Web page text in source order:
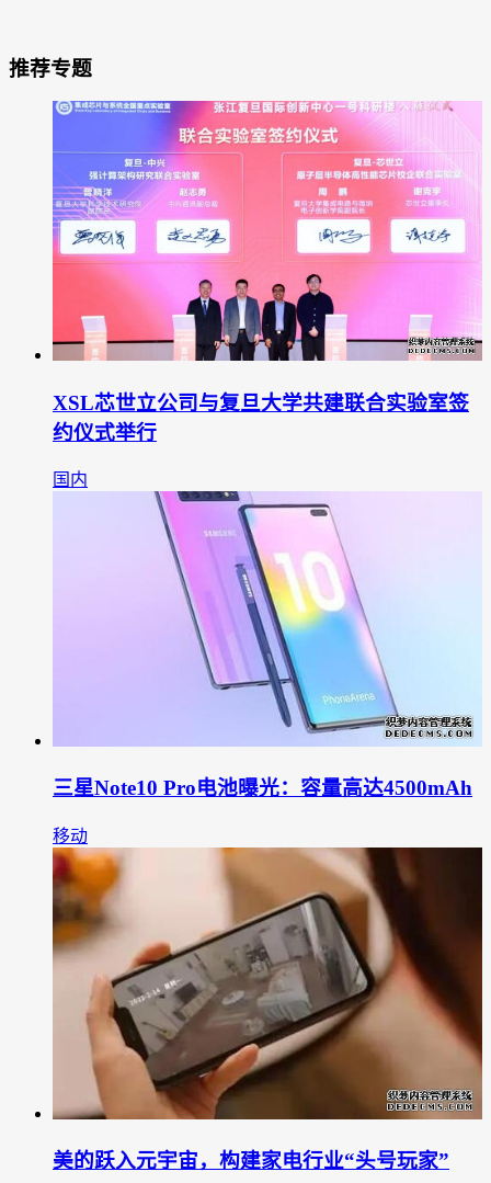
推荐专题
XSL芯世立公司与复旦大学共建联合实验室签
约仪式举行
国内
三星Note10 Pro电池曝光：容量高达4500mAh
移动
美的跃入元宇宙，构建家电行业“头号玩家”